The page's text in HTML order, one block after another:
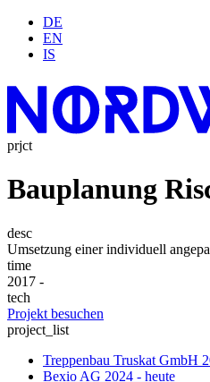
DE
EN
IS
prjct
Bauplanung
desc
Umsetzung einer individuell
time
2017 -
tech
Projekt besuchen
project_list
Treppenbau Truskat GmbH
Bexio AG 2024 - heute